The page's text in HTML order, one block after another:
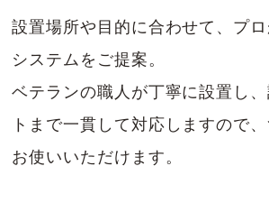
設置場所や目的に合わせて、プ
システムをご提案。
ベテランの職人が丁寧に設置し
トまで一貫して対応しますので
お使いいただけます。